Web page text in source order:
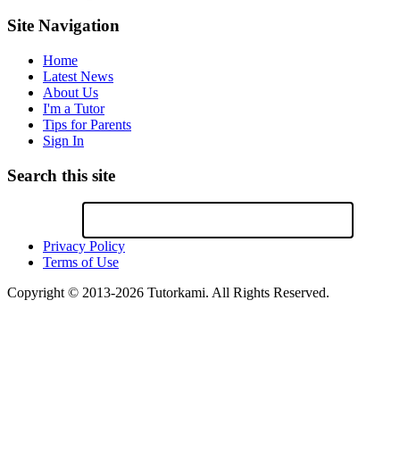
Site Navigation
Home
Latest News
About Us
I'm a Tutor
Tips for Parents
Sign In
Search this site
Privacy Policy
Terms of Use
Copyright © 2013-2026 Tutorkami. All Rights Reserved.